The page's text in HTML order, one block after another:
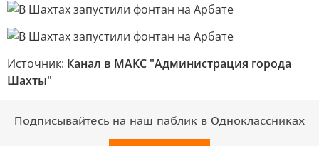
Источник: Канал в МАКС "Администрация города
Шахты"
Подписывайтесь на наш паблик в Одноклассниках